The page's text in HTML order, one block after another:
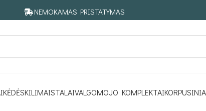
NEMOKAMAS PRISTATYMAS
KĖDĖSKILIMAISTALAIVALGOMOJO KOMPLEKTAI